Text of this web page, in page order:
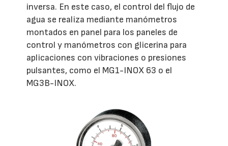
inversa. En este caso, el control del flujo de
agua se realiza mediante manómetros
montados en panel para los paneles de
control y manómetros con glicerina para
aplicaciones con vibraciones o presiones
pulsantes, como el MG1-INOX 63 o el
MG3B-INOX.